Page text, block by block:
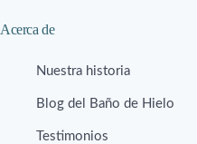
Acerca de
Nuestra historia
Blog del Baño de Hielo
Testimonios